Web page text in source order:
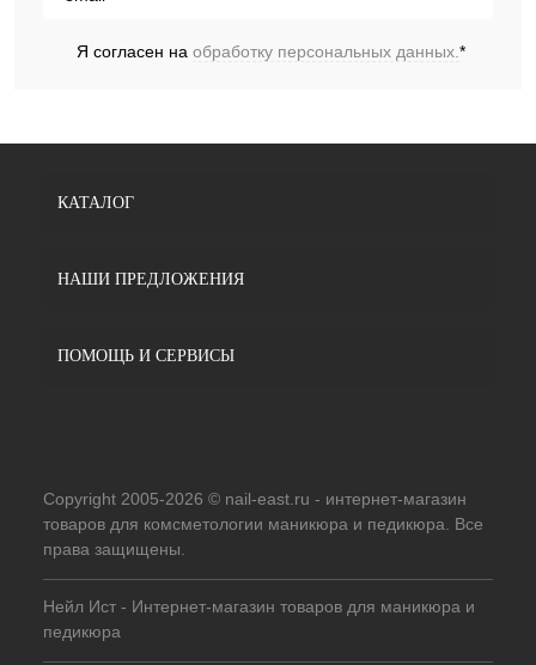
Я согласен на обработку персональных данных.*
КАТАЛОГ
НАШИ ПРЕДЛОЖЕНИЯ
ПОМОЩЬ И СЕРВИСЫ
Copyright 2005-2026 © nail-east.ru - интернет-магазин
товаров для комсметологии маникюра и педикюра. Все
права защищены.
Нейл Ист - Интернет-магазин товаров для маникюра и
педикюра